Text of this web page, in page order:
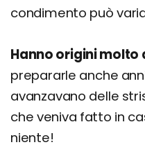
condimento può
Hanno origini molto
prepararle anche
avanzavano delle
che veniva fatto in
niente!